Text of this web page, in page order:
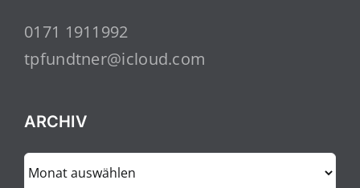
0171 1911992
tpfundtner@icloud.com
ARCHIV
ARCHIV